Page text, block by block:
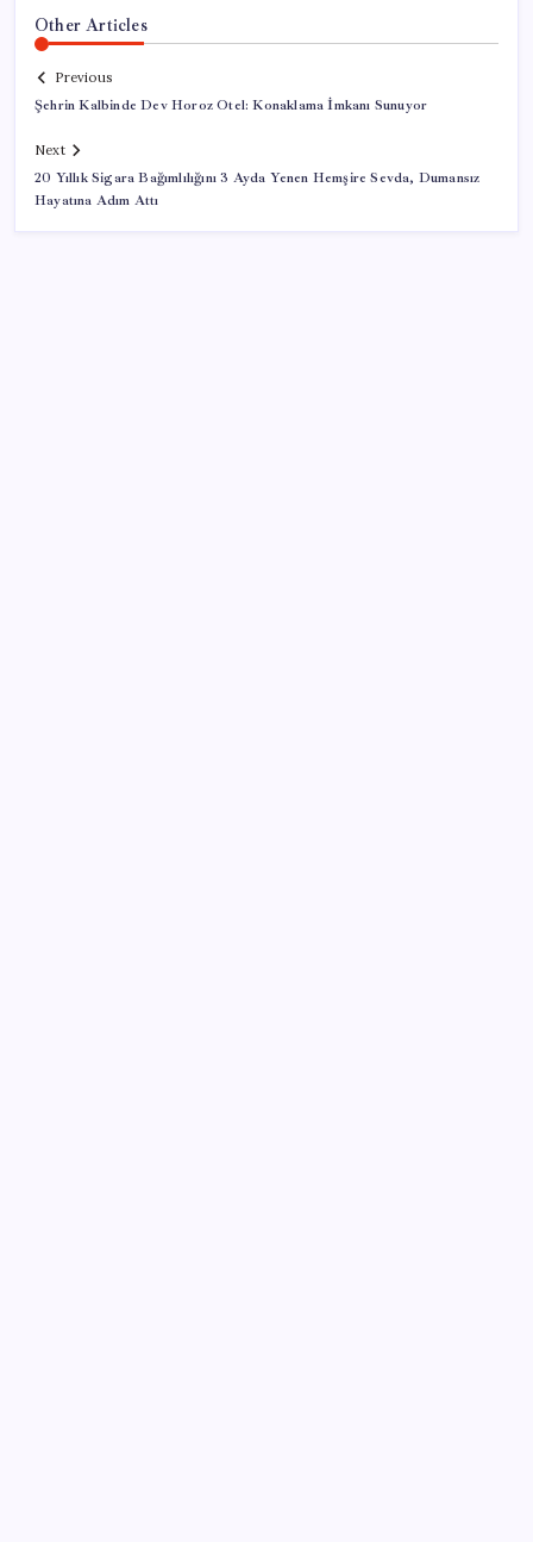
Other Articles
Previous
Şehrin Kalbinde Dev Horoz Otel: Konaklama İmkanı Sunuyor
Next
20 Yıllık Sigara Bağımlılığını 3 Ayda Yenen Hemşire Sevda, Dumansız
Hayatına Adım Attı